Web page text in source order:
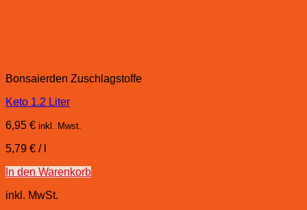
Bonsaierden Zuschlagstoffe
Keto 1.2 Liter
6,95 € inkl. Mwst.
5,79 € /
In den Warenkorb
inkl. MwSt.